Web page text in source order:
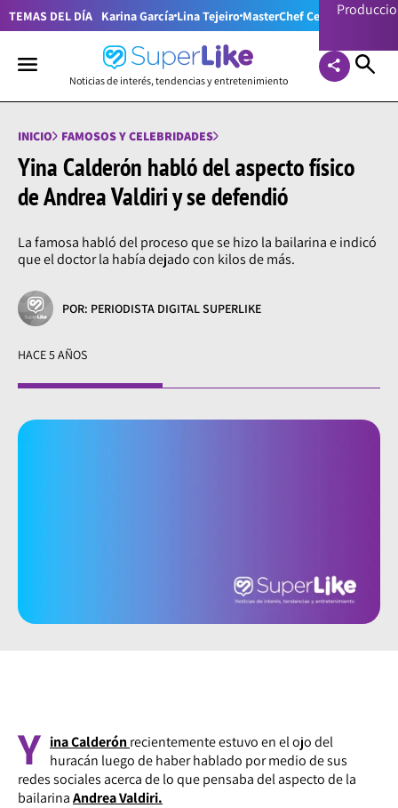
TEMAS DEL DÍA Karina García Lina Tejeiro MasterChef Celebrity
Noticias de interés, tendencias y entretenimiento
INICIO FAMOSOS Y CELEBRIDADES
Yina Calderón habló del aspecto físico
de Andrea Valdiri y se defendió
La famosa habló del proceso que se hizo la bailarina e indicó
que el doctor la había dejado con kilos de más.
POR: PERIODISTA DIGITAL SUPERLIKE
HACE 5 AÑOS
Y ina Calderónrecientemente estuvo en el ojo del
huracán luego de haber hablado por medio de sus
redes sociales acerca de lo que pensaba del aspecto de la
bailarinaAndrea Valdiri.